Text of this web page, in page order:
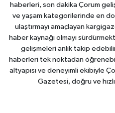
haberleri, son dakika Çorum
ve yaşam kategorilerinde en
ulaştırmayı amaçlayan
haber kaynağı olmayı
gelişmeleri anlık takip
haberleri tek noktadan
altyapısı ve deneyimli ekibiyle
Gazetesi, doğru ve